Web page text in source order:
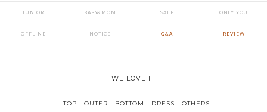
JUNIOR BABY&MOM SALE ONLY YOU
OFFLINE NOTICE Q&A REVIEW
WE LOVE IT
TOP OUTER BOTTOM DRESS OTHERS